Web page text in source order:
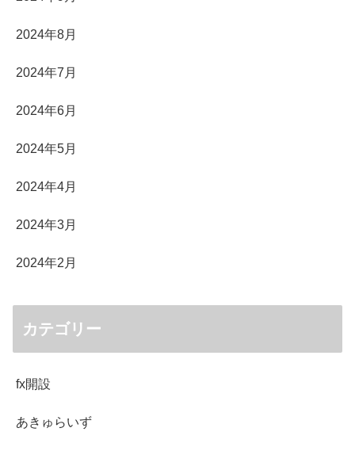
2024年8月
2024年7月
2024年6月
2024年5月
2024年4月
2024年3月
2024年2月
カテゴリー
fx開設
あきゅらいず